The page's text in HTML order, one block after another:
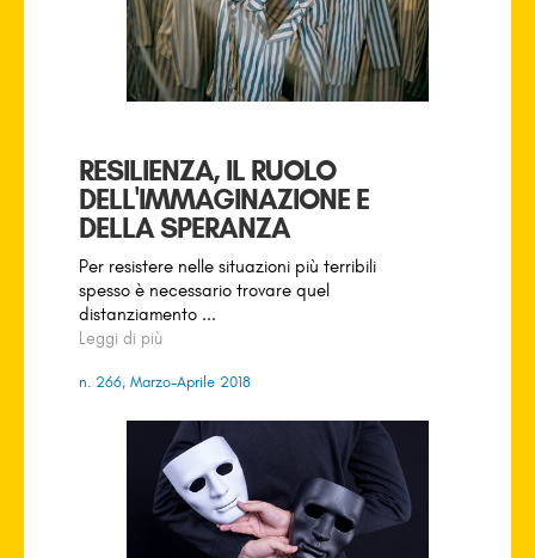
RESILIENZA, IL RUOLO
DELL'IMMAGINAZIONE E
DELLA SPERANZA
Per resistere nelle situazioni più terribili
spesso è necessario trovare quel
distanziamento ...
Leggi di più
n. 266, Marzo-Aprile 2018